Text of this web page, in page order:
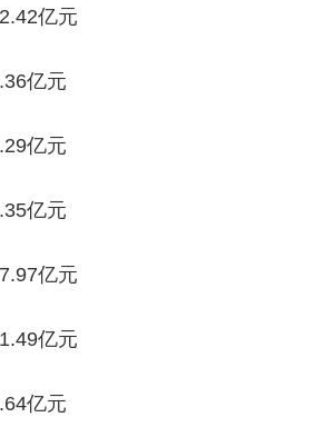
亿元
亿元
亿元
亿元
亿元
亿元
亿元